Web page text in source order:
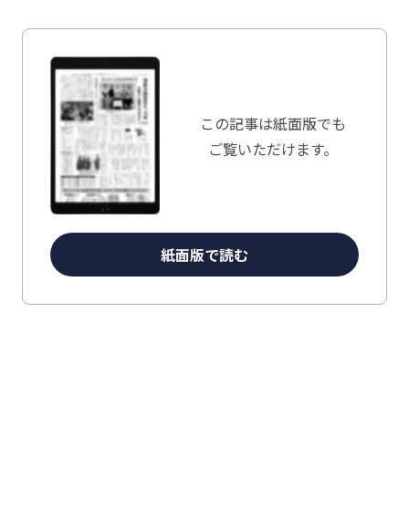
この記事は紙面版でも
ご覧いただけます。
紙面版で読む